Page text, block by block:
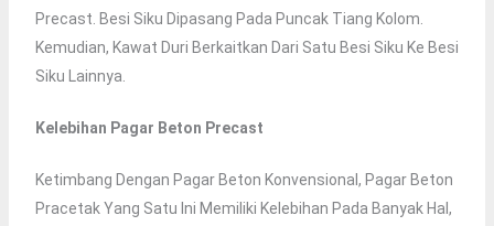
Precast. Besi Siku Dipasang Pada Puncak Tiang Kolom.
Kemudian, Kawat Duri Berkaitkan Dari Satu Besi Siku Ke Besi
Siku Lainnya.
Kelebihan Pagar Beton Precast
Ketimbang Dengan Pagar Beton Konvensional, Pagar Beton
Pracetak Yang Satu Ini Memiliki Kelebihan Pada Banyak Hal,